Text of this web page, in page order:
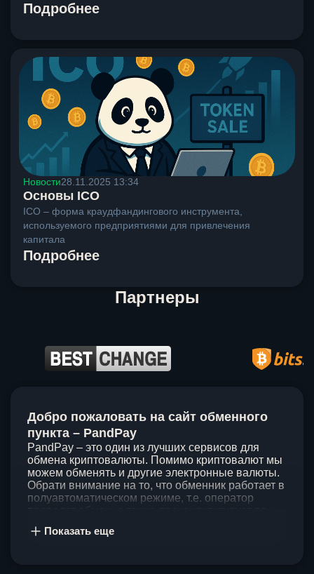
Подробнее
Новости28.11.2025 13:34
Основы ICO
ICO – форма краудфандингового инструмента,
используемого предприятиями для привлечения
капитала
Подробнее
Партнеры
Добро пожаловать на сайт обменного
пункта – PandPay
PandPay – это один из лучших сервисов для
обмена криптовалюты. Помимо криптовалют мы
можем обменять и другие электронные валюты.
Обрати внимание на то, что обменник работает в
полуавтоматическом режиме, т.е. оператор
клиентов, поэтому стараемся проводить обмены
Показать еще